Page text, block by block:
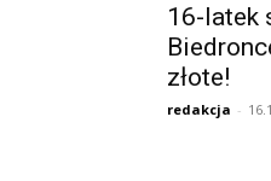
16-latek
złote!
redakcja -